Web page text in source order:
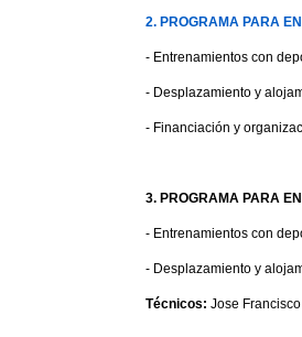
2. PROGRAMA PARA
- Entrenamientos con
- Desplazamiento y
- Financiación y
3. PROGRAMA PARA
- Entrenamientos con
- Desplazamiento y
Técnicos: Jose